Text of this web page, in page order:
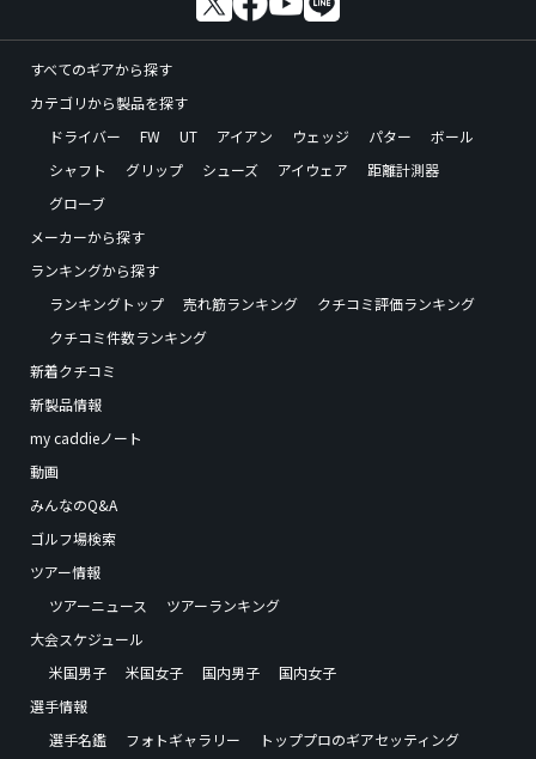
すべてのギアから探す
カテゴリから製品を探す
ドライバー
FW UT アイアン ウェッジ パター
ボール
シャフト
グリップ シューズ アイウェア
距離計測器
グローブ
メーカーから探す
ランキングから探す
ランキングトップ
売れ筋ランキング
クチコミ評価ランキング
クチコミ件数ランキング
新着クチコミ
新製品情報
my caddieノート
動画
みんなのQ&A
ゴルフ場検索
ツアー情報
ツアーニュース
ツアーランキング
大会スケジュール
米国男子
米国女子 国内男子
国内女子
選手情報
選手名鑑
フォトギャラリー トッププロのギアセッティング